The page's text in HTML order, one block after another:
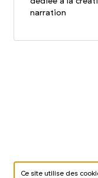
narration
Ce site utilise des